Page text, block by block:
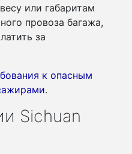
или габаритам
провоза багажа,
за
к опасным
.
Sichuan